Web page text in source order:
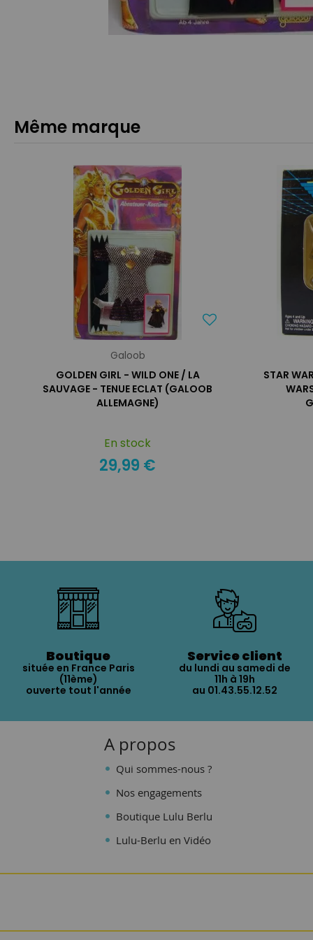
Même marque
Galoob
GOLDEN GIRL - WILD ONE / LA
SAUVAGE - TENUE ECLAT (GALOOB
ALLEMAGNE)
En stock
29,99 €
STAR
Boutique
située en France Paris
(11ème)
ouverte tout l'année
Service client
du lundi au samedi de
11h à 19h
au 01.43.55.12.52
A propos
Qui sommes-nous ?
Nos engagements
Boutique Lulu Berlu
Lulu-Berlu en Vidéo